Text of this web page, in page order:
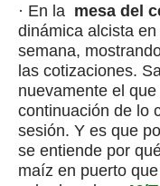
· En la mesa del
dinámica alcista
semana,
las cotizaciones.
nuevamente el
continuación de lo
sesión. Y es que
se entiende por
maíz en puerto